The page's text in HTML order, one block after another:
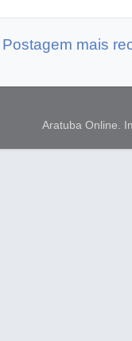
Postagem mais
Aratuba Online.